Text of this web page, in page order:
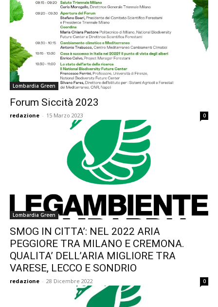
Lombardia Green
Forum Siccità 2023
redazione - 15 Marzo 2023 0
Lombardia Green
SMOG IN CITTA’: NEL 2022 ARIA
PEGGIORE TRA MILANO E CREMONA.
QUALITA’ DELL’ARIA MIGLIORE TRA
VARESE, LECCO E SONDRIO
redazione - 28 Dicembre 2022 0